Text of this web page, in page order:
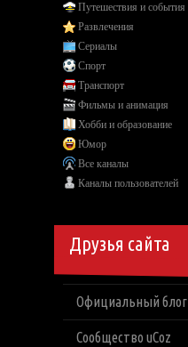
Путешествия и события
Развлечения
Сериалы
Спорт
Транспорт
Фильмы и анимация
Хобби и образование
Юмор
Все каналы
Каналы пользователей
Друзья сайта
Официальный блог
Сообщество uCoz